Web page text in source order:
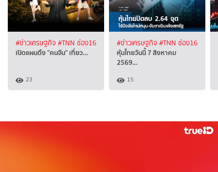
#ข่าวเศรษฐกิจ #TNN ช่อง16
เปิดแผนดึง "คนจีน" เที่ยว…
23
#ข่าวเศรษฐกิจ #TNN ช่อง16
หุ้นไทยวันนี้ 7 สิงหาคม
2569…
15